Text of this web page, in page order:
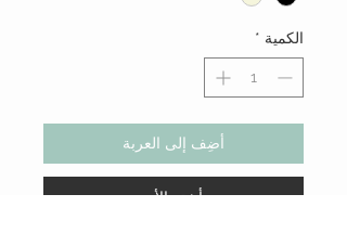
الكمية *
أضِف إلى العربة
أشتر الأن